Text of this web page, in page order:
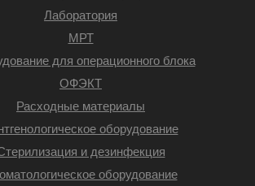
Лаборатория
МРТ
для операционного блока
ОФЭКТ
Расходные материалы
оборудование
и дезинфекция
оборудование